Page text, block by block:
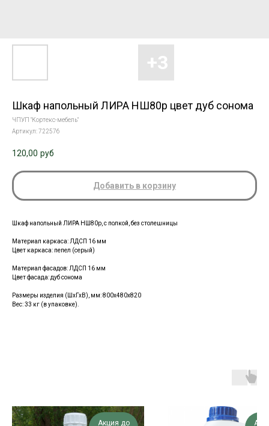
Шкаф напольный ЛИРА НШ80р цвет дуб сонома
ЧПУП "Кортекс-мебель"
Артикул:722576
120,00 руб
Добавить в корзину
Шкаф напольный ЛИРА НШ80р, с полкой, без столешницы
Материал каркаса: ЛДСП 16 мм
Цвет каркаса: пепел (серый)
Материал фасадов: ЛДСП 16 мм
Цвет фасада: дуб сонома
Размеры изделия (ШхГхВ), мм:800х480х820
Вес: 33 кг (в упаковке).
Акция до